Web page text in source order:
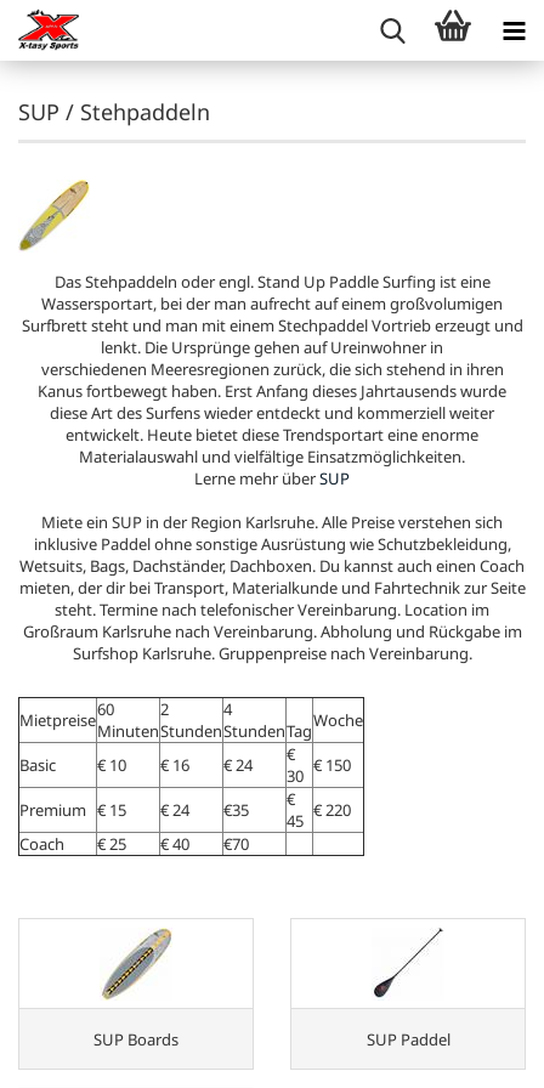
SUP / Stehpaddeln
Das Stehpaddeln oder engl. Stand Up Paddle Surfing ist eine
Wassersportart, bei der man aufrecht auf einem großvolumigen
Surfbrett steht und man mit einem Stechpaddel Vortrieb erzeugt und
lenkt. Die Ursprünge gehen auf Ureinwohner in
verschiedenen Meeresregionen zurück, die sich stehend in ihren
Kanus fortbewegt haben. Erst Anfang dieses Jahrtausends wurde
diese Art des Surfens wieder entdeckt und kommerziell weiter
entwickelt. Heute bietet diese Trendsportart eine enorme
Materialauswahl und vielfältige Einsatzmöglichkeiten.
Lerne mehr überSUP
Miete ein SUP in der Region Karlsruhe. Alle Preise verstehen sich
inklusive Paddel ohne sonstige Ausrüstung wie Schutzbekleidung,
Wetsuits, Bags, Dachständer, Dachboxen. Du kannst auch einen Coach
mieten, der dir bei Transport, Materialkunde und Fahrtechnik zur Seite
steht. Termine nach telefonischer Vereinbarung. Location im
Großraum Karlsruhe nach Vereinbarung. Abholung und Rückgabe im
Surfshop Karlsruhe. Gruppenpreise nach Vereinbarung.
Mietpreise60
Minuten
2
Stunden
4
StundenTagWoche
Basic € 10 € 16 € 24
€
30 € 150
Premium € 15 € 24 €35
€
45 € 220
Coach
€ 25 € 40 €70
SUP Boards SUP Paddel